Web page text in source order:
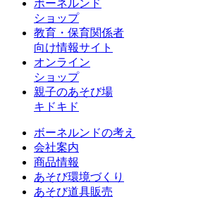
ボーネルンド
ショップ
教育・保育関係者
向け情報サイト
オンライン
ショップ
親子のあそび場
キドキド
ボーネルンドの考え
会社案内
商品情報
あそび環境づくり
あそび道具販売